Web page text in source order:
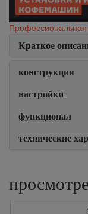
Профессиональная
Краткое
конструкция
настройки
функционал
технические